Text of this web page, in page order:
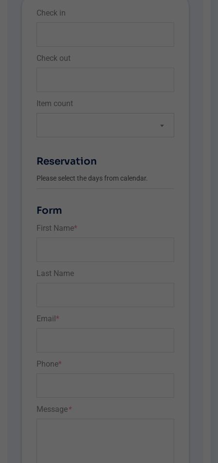
Check in
Check out
Item count
Reservation
Please select the days from calendar.
Form
First Name*
Last Name
Email*
Phone*
Message*